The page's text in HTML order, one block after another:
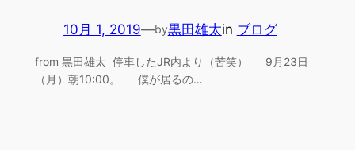
10月 1, 2019—by黒田雄太in ブログ
from 黒田雄太 停車したJR内より（苦笑） 9月23日
（月）朝10:00。 僕が居るの…